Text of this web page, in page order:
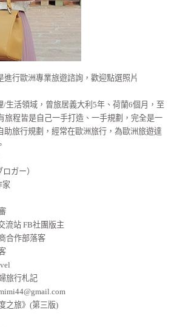
進行歐洲專業旅遊諮詢，歡迎點選照片
生活領域，曾旅居義大利5年、荷蘭6個月，至
旅程皆是自己一手打造、一手規劃，完全是一
助旅行規劃，經常在歐洲旅行，為歐洲旅遊達
ガー）
家
流站 FB社團版主
合作部落客
旅行札記
之旅》(第三版)